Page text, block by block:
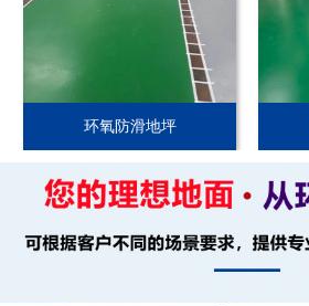
环氧防滑地坪